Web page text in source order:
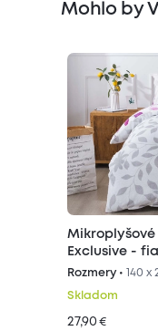
Mohlo by
Mikroplyšové
Exclusive -
Rozmery • 140
Skladom
27,90 €